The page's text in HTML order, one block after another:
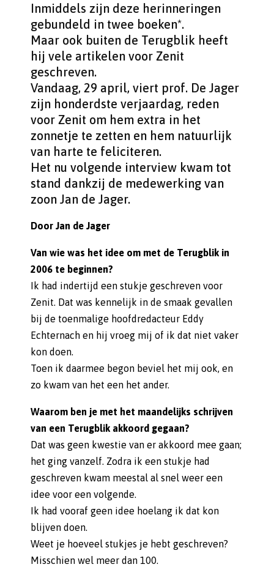
Inmiddels zijn deze herinneringen
gebundeld in twee boeken*.
Maar ook buiten de Terugblik heeft
hij vele artikelen voor Zenit
geschreven.
Vandaag, 29 april, viert prof. De Jager
zijn honderdste verjaardag, reden
voor Zenit om hem extra in het
zonnetje te zetten en hem natuurlijk
van harte te feliciteren.
Het nu volgende interview kwam tot
stand dankzij de medewerking van
zoon Jan de Jager.
Door Jan de Jager
Van wie was het idee om met de Terugblik in
2006 te beginnen?
Ik had indertijd een stukje geschreven voor
Zenit. Dat was kennelijk in de smaak gevallen
bij de toenmalige hoofdredacteur Eddy
Echternach en hij vroeg mij of ik dat niet vaker
kon doen.
Toen ik daarmee begon beviel het mij ook, en
zo kwam van het een het ander.
Waarom ben je met het maandelijks schrijven
van een Terugblik akkoord gegaan?
Dat was geen kwestie van er akkoord mee gaan;
het ging vanzelf. Zodra ik een stukje had
geschreven kwam meestal al snel weer een
idee voor een volgende.
Ik had vooraf geen idee hoelang ik dat kon
blijven doen.
Weet je hoeveel stukjes je hebt geschreven?
Misschien wel meer dan 100.